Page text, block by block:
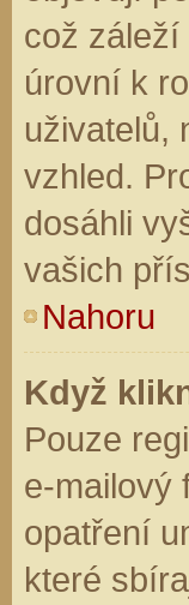
což záleží
úrovní k
uživatelů,
vzhled.
dosáhli
vašich
Nahoru
Když
Pouze
e-mailový
opatření
které